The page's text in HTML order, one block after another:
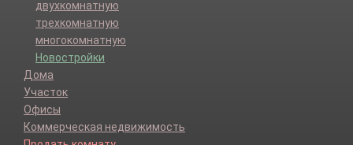
двухкомнатную
трехкомнатную
многокомнатную
Новостройки
Дома
Участок
Офисы
Коммерческая недвижимость